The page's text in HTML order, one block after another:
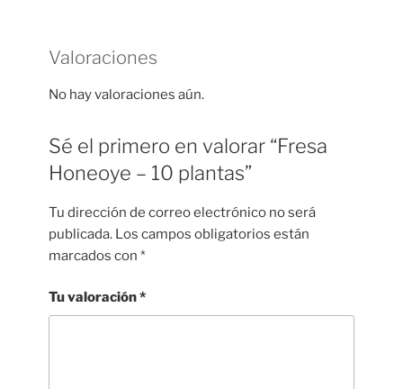
Valoraciones
No hay valoraciones aún.
Sé el primero en valorar “Fresa
Honeoye – 10 plantas”
Tu dirección de correo electrónico no será
publicada. Los campos obligatorios están
marcados con *
Tu valoración*